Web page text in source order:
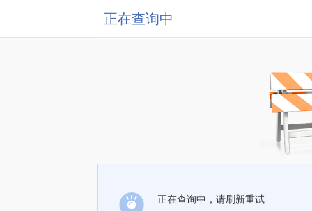
正在查询中
正在查询中，请刷新重试